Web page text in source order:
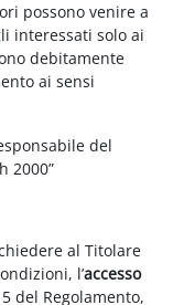
possono venire a
interessati solo ai
debitamente
ai sensi
del
2000”
al Titolare
l’accesso
del Regolamento,